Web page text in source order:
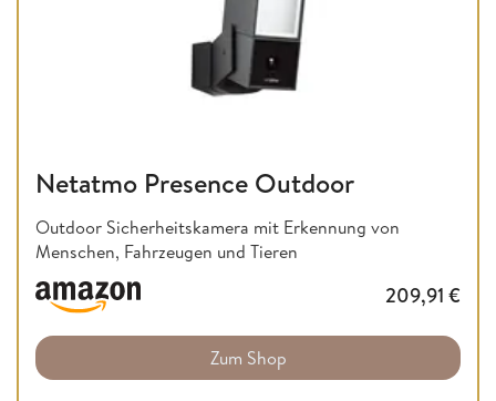
Netatmo Presence Outdoor
Outdoor Sicherheitskamera mit Erkennung von
Menschen, Fahrzeugen und Tieren
209,91 €
Zum Shop